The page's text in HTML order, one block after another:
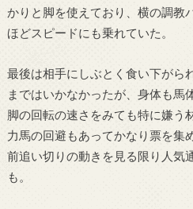
かりと脚を使えており、横の調教
ほどスピードにも乗れていた。
最後は相手にしぶとく食い下がら
まではいかなかったが、身体も馬
脚の回転の速さをみても特に嫌う
力馬の回避もあってかなり票を集
前追い切りの動きを見る限り人気
も。